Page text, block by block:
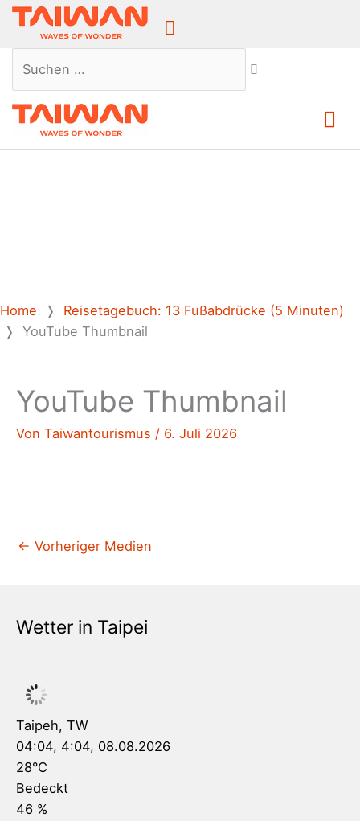
Above
Suchen …
Home ❭ Reisetagebuch: 13 Fußabdrücke (5 Minuten)
❭ YouTube Thumbnail
YouTube Thumbnail
Von Taiwantourismus / 6. Juli 2026
← Vorheriger Medien
Wetter in Taipei
Taipeh, TW
04:04, 4:04, 08.08.2026
28°C
Bedeckt
46 %